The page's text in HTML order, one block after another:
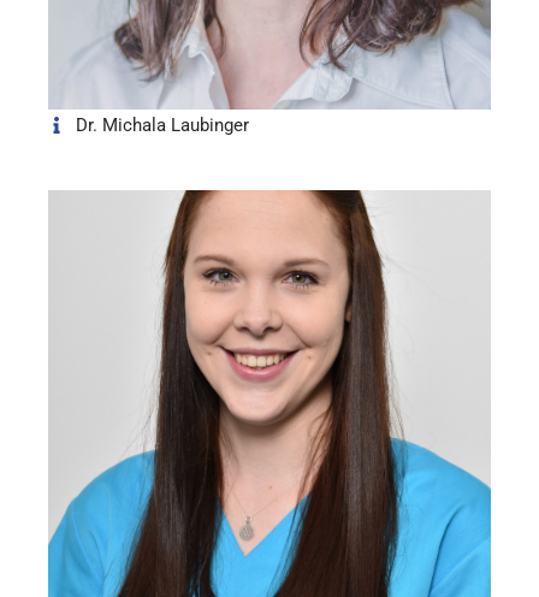
Dr. Michala Laubinger
Zahnmedizinische Fachangestellte, KFO-Assistenz, ZMV,
PM